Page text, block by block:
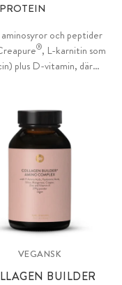
och peptider
®, L-karnitin som
plus D-vitamin, där
speciellt och MAP-
med 6 viktiga
VEGANSK
BUILDER